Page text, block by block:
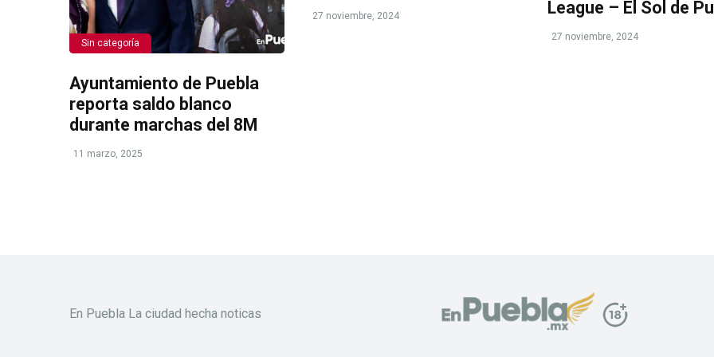
Sin categoría
Ayuntamiento de Puebla
reporta saldo blanco
durante marchas del 8M
11 marzo, 2025
27 noviembre, 2024
League – El Sol de
27 noviembre, 2024
En Puebla La ciudad hecha noticas